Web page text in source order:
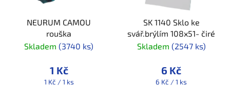
NEURUM CAMOU
rouška
Skladem (3740 ks)
1 Kč
Měrná
1 Kč / 1 ks
SK 1140 Sklo ke
svář.brýlím 108x51- čiré
Skladem (2547 ks)
6 Kč
Měrná
6 Kč / 1 ks